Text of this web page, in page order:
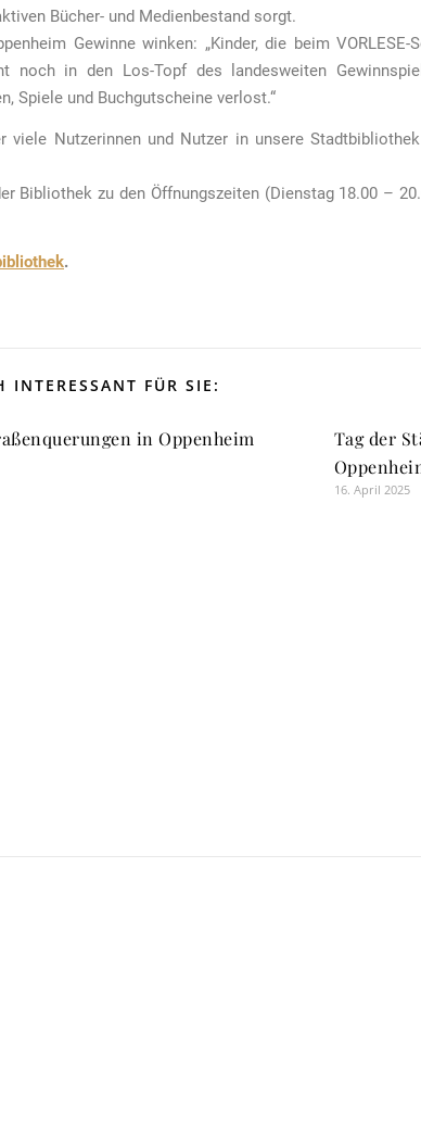
Bücher- und Medienbestand sorgt.
Gewinne winken: „Kinder, die beim VORLESE-
noch in den Los-Topf des landesweiten
Spiele und Buchgutscheine verlost.“
Nutzerinnen und Nutzer in unsere
Bibliothek zu den Öffnungszeiten (Dienstag 18.00 –
.
INTERESSANT FÜR SIE:
in Oppenheim
Tag der
16. April 2025